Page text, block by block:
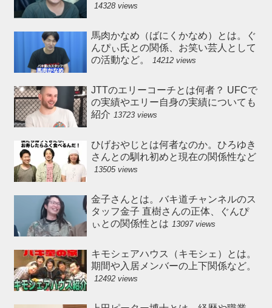
14328 views
馬肉かなめ（ばにくかなめ）とは。ぐ
んぴぃ氏との関係、お笑い芸人として
の活動など。
14212 views
JTTのエリーコーチとは何者？ UFCで
の実績やエリー自身の実績についても
紹介 13723 views
ひげおやじとは何者なのか。ひろゆき
さんとの馴れ初めと現在の関係性など
13505 views
金子さんとは。バキ道チャンネルのス
タッフ金子 直樹さんの正体、ぐんぴ
ぃとの関係性とは 13097 views
キモシェアハウス（キモシェ）とは。
期間や入居メンバーの上下関係など。
12492 views